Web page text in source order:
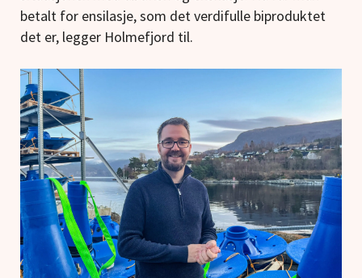
betalt for ensilasje, som det verdifulle biproduktet
det er, legger Holmefjord til.